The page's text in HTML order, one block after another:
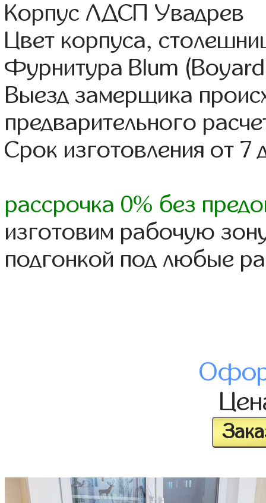
Корпус ЛДСП Увадрев
Цвет корпуса,
Фурнитура Blum
Выезд замерщика
предварительного
Срок изготовления от 7
рассрочка 0% без
изготовим рабочую
подгонкой под любые